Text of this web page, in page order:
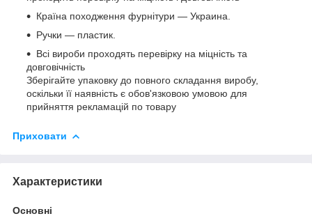
Країна походження фурнітури — Украина.
Ручки — пластик.
Всі вироби проходять перевірку на міцність та
довговічність
Зберігайте упаковку до повного складання виробу,
оскільки її наявність є обов'язковою умовою для
прийняття рекламацій по товару
Приховати
Характеристики
Основні